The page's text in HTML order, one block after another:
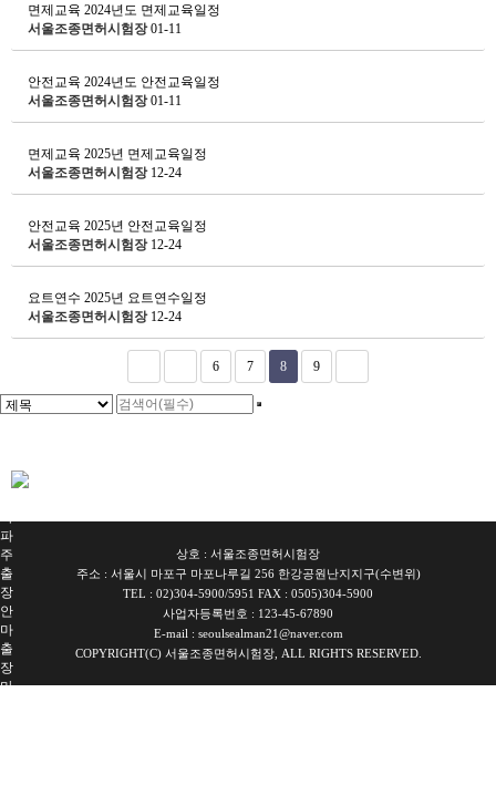
면제교육 2024년도 면제교육일정
서울조종면허시험장 01-11
안전교육 2024년도 안전교육일정
서울조종면허시험장 01-11
면제교육 2025년 면제교육일정
서울조종면허시험장 12-24
안전교육 2025년 안전교육일정
서울조종면허시험장 12-24
요트연수 2025년 요트연수일정
서울조종면허시험장 12-24
6 7 8 9
파
주
출
장
안
마
출
장
마
상호 : 서울조종면허시험장
주소 : 서울시 마포구 마포나루길 256 한강공원난지지구(수변위)
TEL : 02)304-5900/5951 FAX : 0505)304-5900
사업자등록번호 : 123-45-67890
E-mail : seoulsealman21@naver.com
COPYRIGHT(C) 서울조종면허시험장, ALL RIGHTS RESERVED.